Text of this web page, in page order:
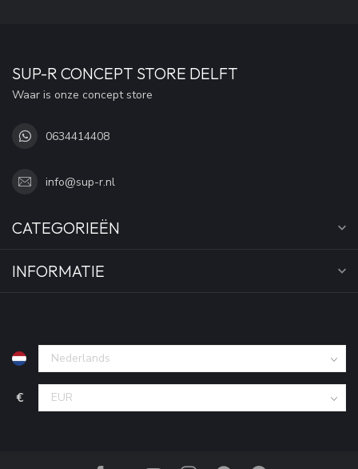
SUP-R CONCEPT STORE DELFT
Waar is onze concept store
0634414408
info@sup-r.nl
CATEGORIEËN
INFORMATIE
€